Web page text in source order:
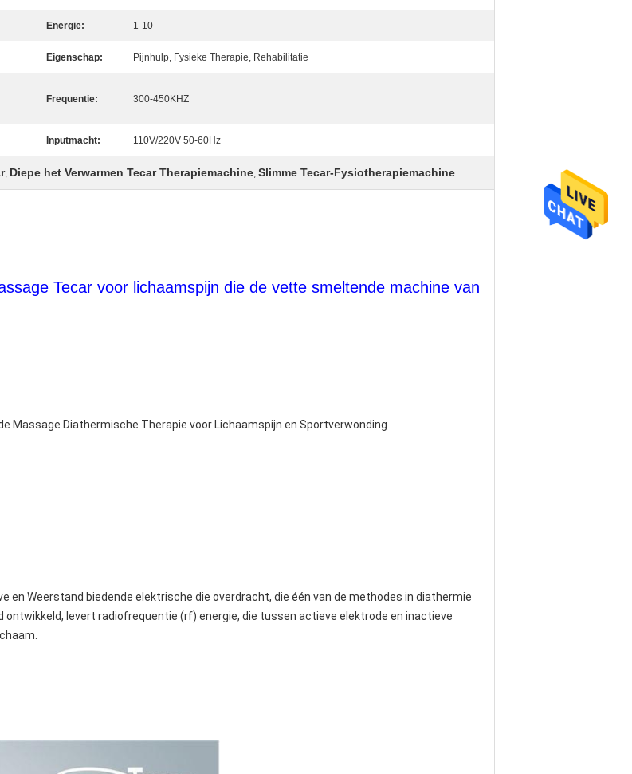
Energie: 1-10
Eigenschap: Pijnhulp, Fysieke Therapie, Rehabilitatie
Frequentie: 300-450KHZ
Inputmacht: 110V/220V 50-60Hz
, Diepe het Verwarmen Tecar Therapiemachine, Slimme Tecar-Fysiotherapiemachine
Tecar voor lichaamspijn die de vette smeltende machine van
Massage Diathermische Therapie voor Lichaamspijn en Sportverwonding
en Weerstand biedende elektrische die overdracht, die één van de methodes in diathermie
levert radiofrequentie (rf) energie, die tussen actieve elektrode en inactieve